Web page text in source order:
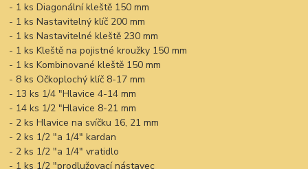
- 1 ks Diagonální kleště 150 mm
- 1 ks Nastavitelný klíč 200 mm
- 1 ks Nastavitelné kleště 230 mm
- 1 ks Kleště na pojistné kroužky 150 mm
- 1 ks Kombinované kleště 150 mm
- 8 ks Očkoplochý klíč 8-17 mm
- 13 ks 1/4 "Hlavice 4-14 mm
- 14 ks 1/2 "Hlavice 8-21 mm
- 2 ks Hlavice na svíčku 16, 21 mm
- 2 ks 1/2 "a 1/4" kardan
- 2 ks 1/2 "a 1/4" vratidlo
- 1 ks 1/2 "prodlužovací nástavec